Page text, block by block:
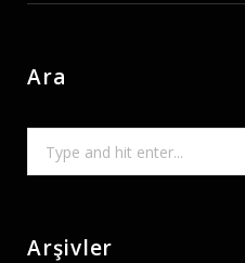
Ara
Arşivler